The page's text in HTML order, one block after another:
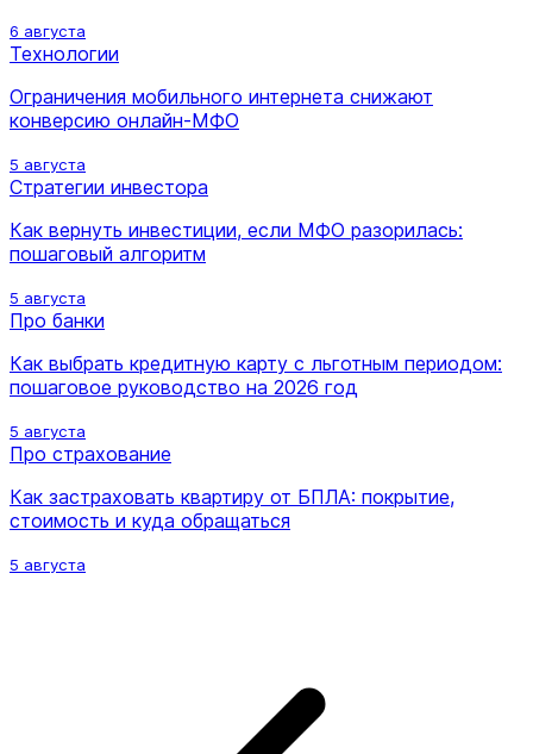
6 августа
Технологии
Ограничения мобильного интернета снижают
конверсию онлайн-МФО
5 августа
Стратегии инвестора
Как вернуть инвестиции, если МФО разорилась:
пошаговый алгоритм
5 августа
Про банки
Как выбрать кредитную карту с льготным периодом:
пошаговое руководство на 2026 год
5 августа
Про страхование
Как застраховать квартиру от БПЛА: покрытие,
стоимость и куда обращаться
5 августа